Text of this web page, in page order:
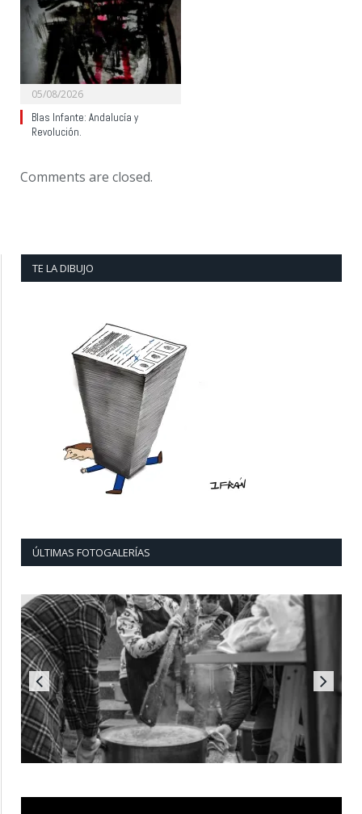
05/08/2026
Blas Infante: Andalucía y
Revolución.
Comments are closed.
TE LA DIBUJO
ÚLTIMAS FOTOGALERÍAS